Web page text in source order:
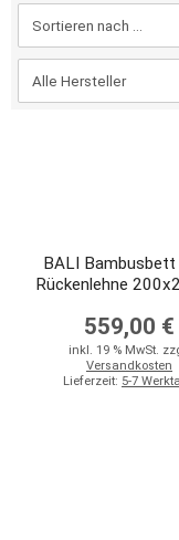
BALI Bambusbett
Rückenlehne
559,00 €
inkl. 19 % MwSt.
Versandkosten
Lieferzeit: 5-7